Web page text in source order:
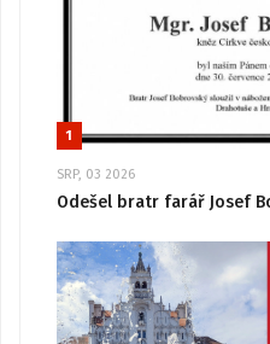
1
SRP, 03 2026
Odešel bratr farář Josef